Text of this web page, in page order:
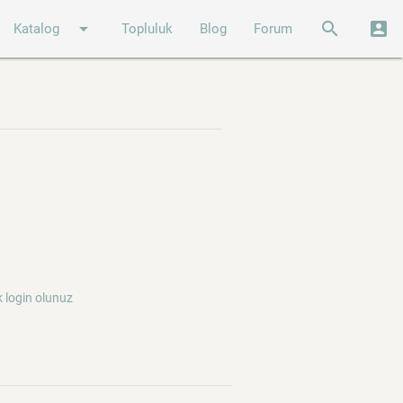
Katalog arrow_drop_down Topluluk Blog Forum search account_box
login olunuz